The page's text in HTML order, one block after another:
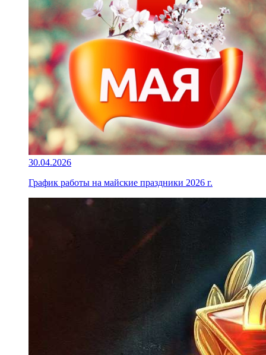
30.04.2026
График работы на майские праздники 2026 г.